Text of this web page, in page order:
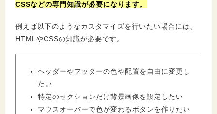
CSSなどの専門知識が必要になります。
例えば以下のようなカスタマイズを行いたい場合には、
HTMLやCSSの知識が必要です。
ヘッダーやフッターの色や配置を自由に変更し
たい
特定のセクションだけ背景画像を設定したい
マウスオーバーで色が変わるボタンを作りたい